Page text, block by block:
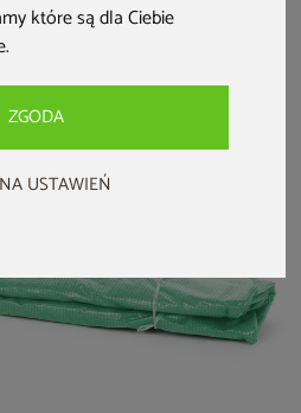
które są dla Ciebie
.
ZGODA
USTAWIEŃ